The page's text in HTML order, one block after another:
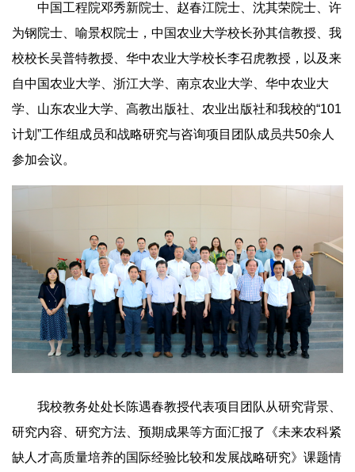
中国工程院邓秀新院士、赵春江院士、沈其荣院士、许
为钢院士、喻景权院士，中国农业大学校长孙其信教授、我
校校长吴普特教授、华中农业大学校长李召虎教授，以及来
自中国农业大学、浙江大学、南京农业大学、华中农业大
学、山东农业大学、高教出版社、农业出版社和我校的“101
计划”工作组成员和战略研究与咨询项目团队成员共50余人
参加会议。
我校教务处处长陈遇春教授代表项目团队从研究背景、
研究内容、研究方法、预期成果等方面汇报了《未来农科紧
缺人才高质量培养的国际经验比较和发展战略研究》课题情